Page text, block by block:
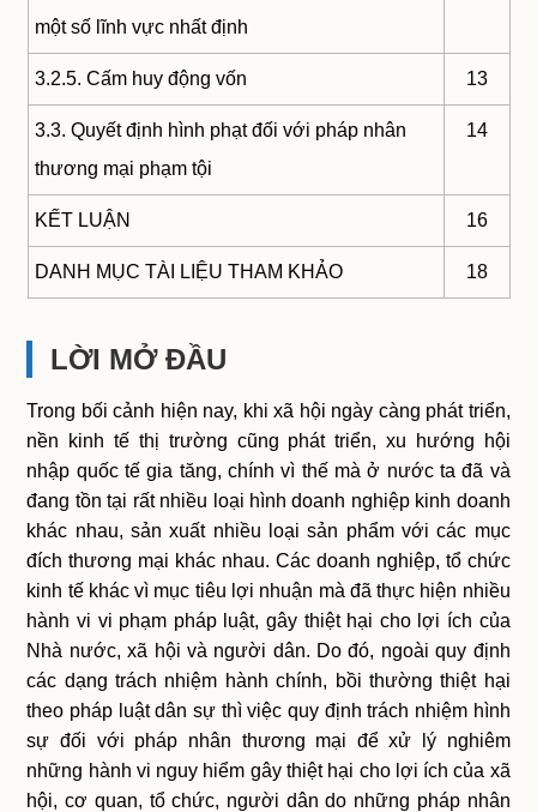
một số lĩnh vực nhất định
3.2.5. Cấm huy động vốn 13
3.3. Quyết định hình phạt đối với pháp nhân
thương mại phạm tội
14
KẾT LUẬN 16
DANH MỤC TÀI LIỆU THAM KHẢO 18
LỜI MỞ ĐẦU
Trong bối cảnh hiện nay, khi xã hội ngày càng phát triển,
nền kinh tế thị trường cũng phát triển, xu hướng hội
nhập quốc tế gia tăng, chính vì thế mà ở nước ta đã và
đang tồn tại rất nhiều loại hình doanh nghiệp kinh doanh
khác nhau, sản xuất nhiều loại sản phẩm với các mục
đích thương mại khác nhau. Các doanh nghiệp, tổ chức
kinh tế khác vì mục tiêu lợi nhuận mà đã thực hiện nhiều
hành vi vi phạm pháp luật, gây thiệt hại cho lợi ích của
Nhà nước, xã hội và người dân. Do đó, ngoài quy định
các dạng trách nhiệm hành chính, bồi thường thiệt hại
theo pháp luật dân sự thì việc quy định trách nhiệm hình
sự đối với pháp nhân thương mại để xử lý nghiêm
những hành vi nguy hiểm gây thiệt hại cho lợi ích của xã
hội, cơ quan, tổ chức, người dân do những pháp nhân